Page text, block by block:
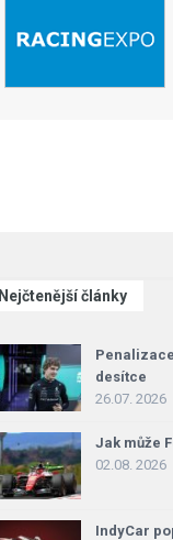
Nejčtenější články
desítce
26.07. 2026
Jak může
02.08. 2026
IndyCar